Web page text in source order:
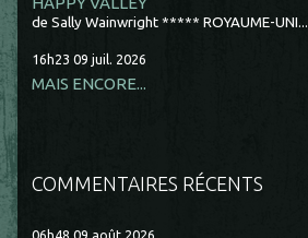
de Sally Wainwright ***** ROYAUME-UNI...
16h23 09 juil. 2026
MAIS ENCORE...
COMMENTAIRES RÉCENTS
06h48 09 août 2026